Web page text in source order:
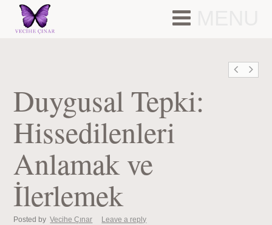
MENU
Duygusal Tepki:
Hissedilenleri
Anlamak ve
İlerlemek
Posted by Vecihe Çınar Leave a reply